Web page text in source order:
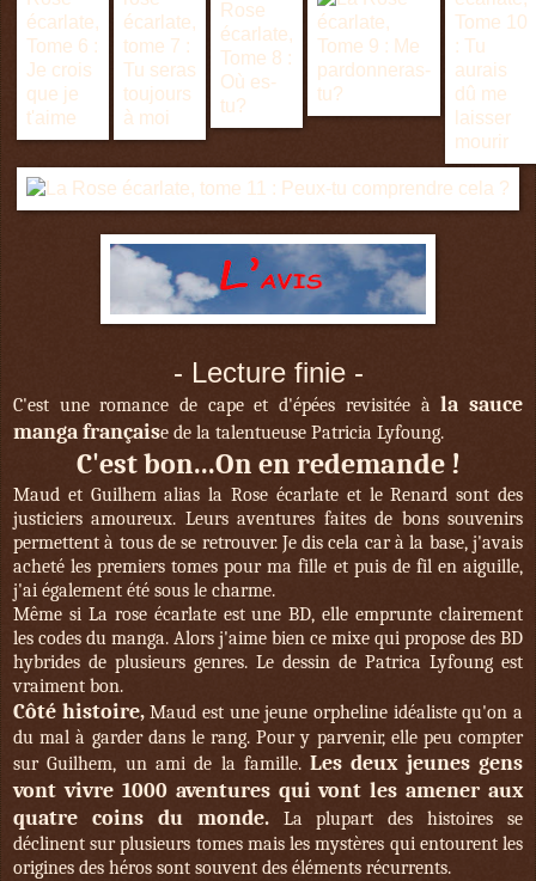
- Lecture finie -
C'est une romance de cape et d'épées revisitée àla sauce
manga française de la talentueuse Patricia Lyfoung.
C'est bon...On en redemande !
Maud et Guilhem alias la Rose écarlate et le Renard sont des
justiciers amoureux. Leurs aventures faites de bons souvenirs
permettent à tous de se retrouver. Je dis cela car à la base, j'avais
acheté les premiers tomes pour ma fille et puis de fil en aiguille,
j'ai également été sous le charme.
Même si La rose écarlate est une BD, elle emprunte clairement
les codes du manga. Alors j'aime bien ce mixe qui propose des BD
hybrides de plusieurs genres. Le dessin de Patrica Lyfoung est
vraiment bon.
Côté histoire,Maud est une jeune orpheline idéaliste qu'on a
du mal à garder dans le rang. Pour y parvenir, elle peu compter
sur Guilhem, un ami de la famille.Les deux jeunes gens
vont vivre 1000 aventures qui vont les amener aux
quatre coins du monde.La plupart des histoires se
déclinent sur plusieurs tomes mais les mystères qui entourent les
origines des héros sont souvent des éléments récurrents.